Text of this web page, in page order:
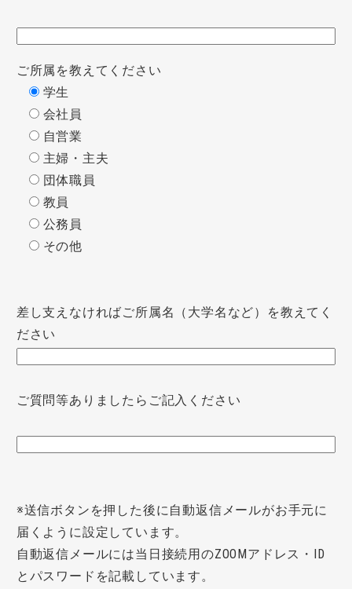
ご所属を教えてください
学生
会社員
自営業
主婦・主夫
団体職員
教員
公務員
その他
差し支えなければご所属名（大学名など）を教えてく
ださい
ご質問等ありましたらご記入ください
※送信ボタンを押した後に自動返信メールがお手元に
届くように設定しています。
自動返信メールには当日接続用のZOOMアドレス・ID
とパスワードを記載しています。